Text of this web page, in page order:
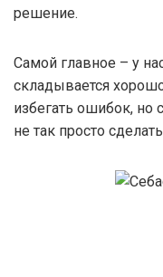
решение.
Самой главное – у
складывается
избегать ошибок,
не так просто